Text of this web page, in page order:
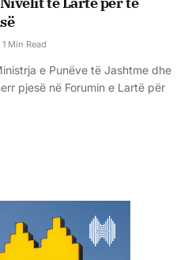
1 Min Read
e Punëve të Jashtme dhe
pjesë në Forumin e Lartë për